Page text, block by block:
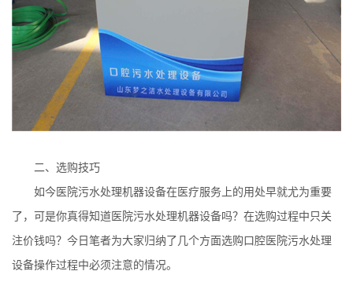
二、选购技巧
如今医院污水处理机器设备在医疗服务上的用处早就尤为重要
了，可是你真得知道医院污水处理机器设备吗？在选购过程中只关
注价钱吗？今日笔者为大家归纳了几个方面选购口腔医院污水处理
设备操作过程中必须注意的情况。